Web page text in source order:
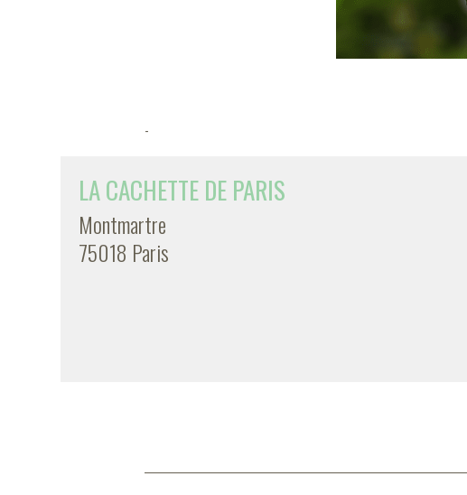
-
LA CACHETTE DE PARIS
Montmartre
75018 Paris